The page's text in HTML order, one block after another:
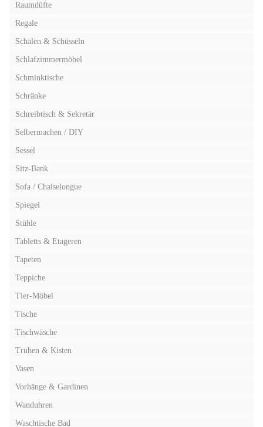
Raumdüfte
Regale
Schalen & Schüsseln
Schlafzimmermöbel
Schminktische
Schränke
Schreibtisch & Sekretär
Selbermachen / DIY
Sessel
Sitz-Bank
Sofa / Chaiselongue
Spiegel
Stühle
Tabletts & Etageren
Tapeten
Teppiche
Tier-Möbel
Tische
Tischwäsche
Truhen & Kisten
Vasen
Vorhänge & Gardinen
Wanduhren
Waschtische Bad